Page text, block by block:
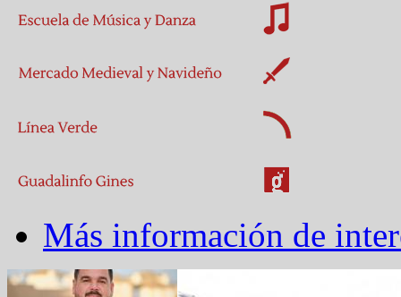
Más información de